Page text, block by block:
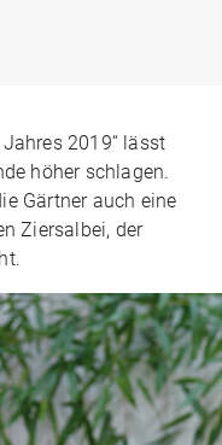
2019“ lässt
höher schlagen.
Gärtner auch eine
Ziersalbei, der